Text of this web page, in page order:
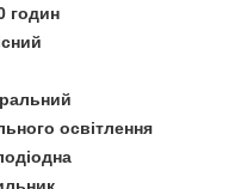
годин
освітлення